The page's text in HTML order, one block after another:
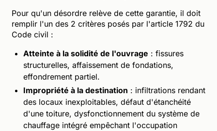
Pour qu'un désordre relève de cette garantie, il doit
remplir l'un des 2 critères posés par l'article 1792 du
Code civil :
Atteinte à la solidité de l'ouvrage : fissures
structurelles, affaissement de fondations,
effondrement partiel.
Impropriété à la destination : infiltrations rendant
des locaux inexploitables, défaut d'étanchéité
d'une toiture, dysfonctionnement du système de
chauffage intégré empêchant l'occupation